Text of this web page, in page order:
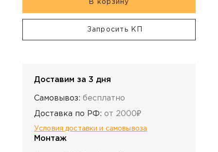
В корзину
Запросить КП
Доставим за 3 дня
Самовывоз: бесплатно
Доставка по РФ: от 2000₽
Условия доставки и самовывоза
Монтаж